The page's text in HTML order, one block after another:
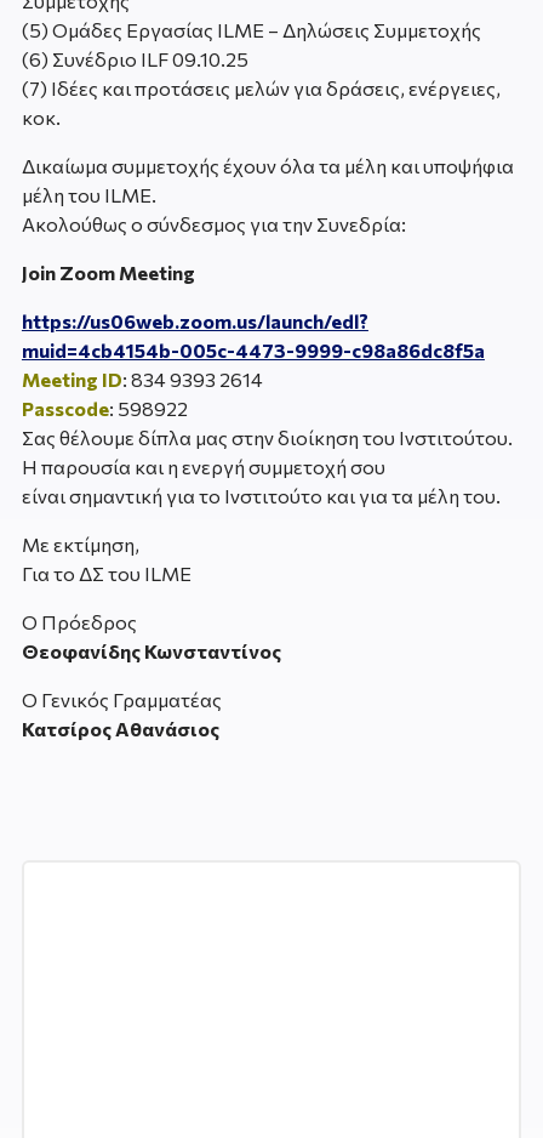
(5) Ομάδες Εργασίας ILME – Δηλώσεις Συμμετοχής
(6) Συνέδριο ILF 09.10.25
(7) Ιδέες και προτάσεις μελών για δράσεις, ενέργειες,
κοκ.
Δικαίωμα συμμετοχής έχουν όλα τα μέλη και υποψήφια
μέλη του ΙLΜΕ.
Ακολούθως ο σύνδεσμος για την Συνεδρία:
Join Zoom Meeting
https://us06web.zoom.us/launch/edl?
muid=4cb4154b-005c-4473-9999-c98a86dc8f5a
Meeting ID: 834 9393 2614
Passcode: 598922
Σας θέλουμε δίπλα μας στην διοίκηση του Ινστιτούτου.
Η παρουσία και η ενεργή συμμετοχή σου
είναι σημαντική για τo Ινστιτούτο και για τα μέλη του.
Με εκτίμηση,
Για το ΔΣ του ILME
Ο Πρόεδρος
Θεοφανίδης Κωνσταντίνος
Ο Γενικός Γραμματέας
Κατσίρος Αθανάσιος